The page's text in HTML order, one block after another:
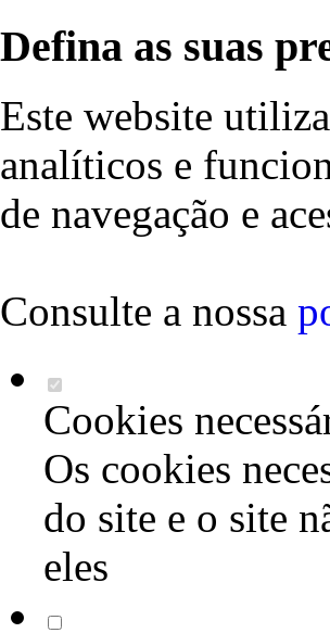
Defina as suas
Este website
analíticos e
de navegação e
Consulte a nossa
Cookies
Os cookies
do site e o site
eles